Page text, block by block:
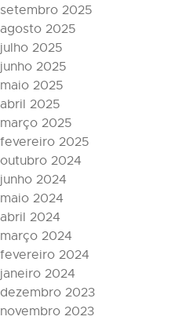
setembro 2025
agosto 2025
julho 2025
junho 2025
maio 2025
abril 2025
março 2025
fevereiro 2025
outubro 2024
junho 2024
maio 2024
abril 2024
março 2024
fevereiro 2024
janeiro 2024
dezembro 2023
novembro 2023